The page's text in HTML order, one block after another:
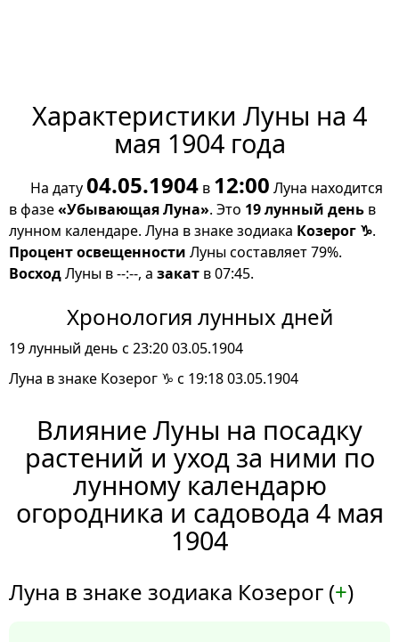
Характеристики Луны на 4
мая 1904 года
На дату04.05.1904 в 12:00 Луна находится
в фазе«Убывающая Луна». Это 19 лунный день в
лунном календаре. Луна в знаке зодиака Козерог ♑.
Процент освещенности Луны составляет 79%.
ВосходЛуны в --:--, а закат в 07:45.
Хронология лунных дней
19 лунный день с 23:20 03.05.1904
Луна в знаке Козерог ♑ с 19:18 03.05.1904
Влияние Луны на посадку
растений и уход за ними по
лунному календарю
огородника и садовода 4 мая
1904
Луна в знаке зодиака Козерог (+)